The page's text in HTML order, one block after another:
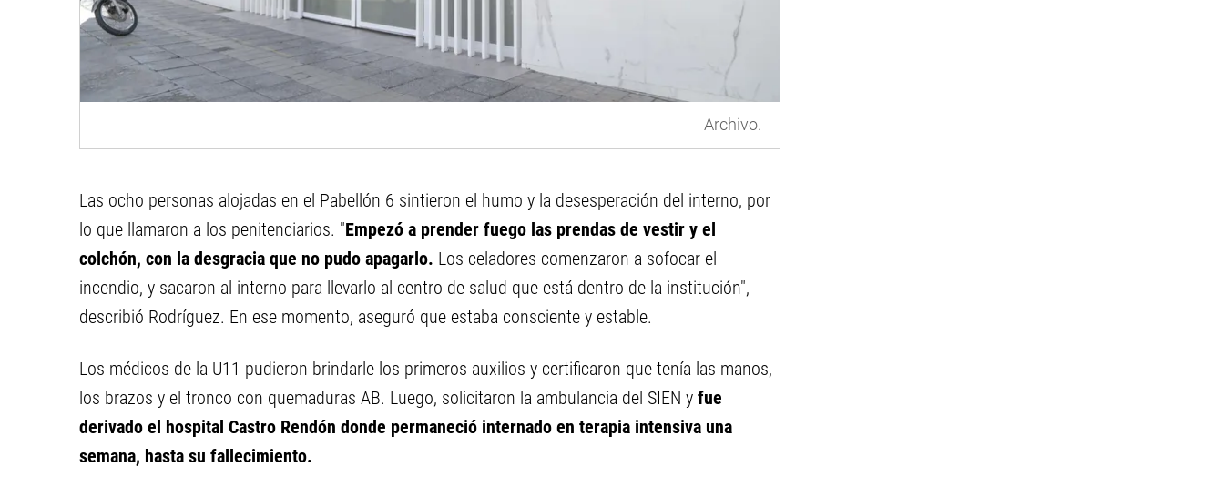
Archivo.
Las ocho personas alojadas en el Pabellón 6 sintieron el humo y la desesperación del interno, por
lo que llamaron a los penitenciarios. "Empezó a prender fuego las prendas de vestir y el
colchón, con la desgracia que no pudo apagarlo. Los celadores comenzaron a sofocar el
incendio, y sacaron al interno para llevarlo al centro de salud que está dentro de la institución",
describió Rodríguez. En ese momento, aseguró que estaba consciente y estable.
Los médicos de la U11 pudieron brindarle los primeros auxilios y certificaron que tenía las manos,
los brazos y el tronco con quemaduras AB. Luego, solicitaron la ambulancia del SIEN y fue
derivado el hospital Castro Rendón donde permaneció internado en terapia intensiva una
semana, hasta su fallecimiento.